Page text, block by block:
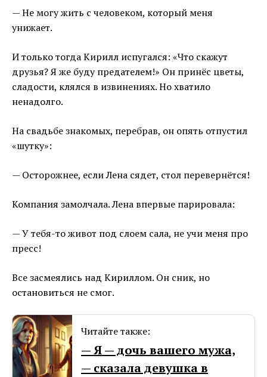
— Не могу жить с человеком, который меня
унижает.
И только тогда Кирилл испугался: «Что скажут
друзья? Я же буду предателем!» Он принёс цветы,
сладости, клялся в извинениях. Но хватило
ненадолго.
На свадьбе знакомых, перебрав, он опять отпустил
«шутку»:
— Осторожнее, если Лена сядет, стол перевернётся!
Компания замолчала. Лена впервые парировала:
— У тебя-то живот под слоем сала, не учи меня про
пресс!
Все засмеялись над Кириллом. Он сник, но
остановиться не смог.
Читайте также:
— Я — дочь вашего мужа,
— сказала девушка в